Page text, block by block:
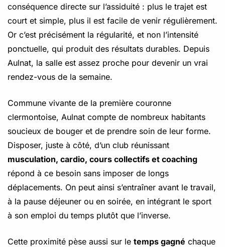
conséquence directe sur l’assiduité : plus le trajet est
court et simple, plus il est facile de venir régulièrement.
Or c’est précisément la régularité, et non l’intensité
ponctuelle, qui produit des résultats durables. Depuis
Aulnat, la salle est assez proche pour devenir un vrai
rendez-vous de la semaine.
Commune vivante de la première couronne
clermontoise, Aulnat compte de nombreux habitants
soucieux de bouger et de prendre soin de leur forme.
Disposer, juste à côté, d’un club réunissant
musculation, cardio, cours collectifs et coaching
répond à ce besoin sans imposer de longs
déplacements. On peut ainsi s’entraîner avant le travail,
à la pause déjeuner ou en soirée, en intégrant le sport
à son emploi du temps plutôt que l’inverse.
Cette proximité pèse aussi sur le temps gagné chaque